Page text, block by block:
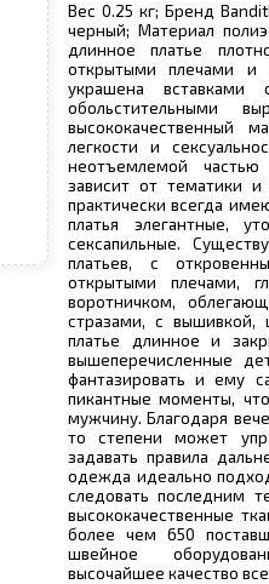
Вес 0.25 кг; Бренд
черный; Материал
длинное платье
открытыми плечами и
украшена
обольстительными
высококачественный
легкости и
неотъемлемой частью
зависит от тематики и
практически всегда
платья элегантные,
сексапильные.
платьев, с
открытыми плечами,
воротничком,
стразами, с вышивкой,
платье длинное и
вышеперечисленные
фантазировать и ему
пикантные моменты,
мужчину. Благодаря
то степени может
задавать правила
одежда идеально
следовать последним
высококачественные
более чем 650
швейное
высочайшее качество